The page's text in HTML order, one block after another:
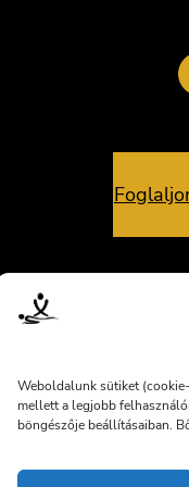
Weboldalunk sütiket
mellett a legjobb
böngészője beállításaiban.
Ajándékutalvány